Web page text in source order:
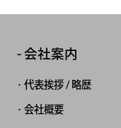
会社案内
代表挨拶 / 略歴
会社概要